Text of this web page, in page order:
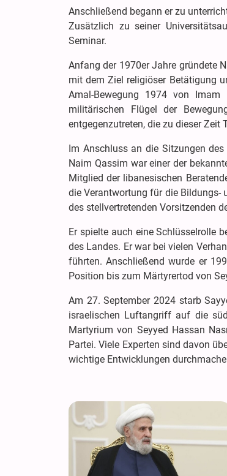
Anschließend begann er zu
Zusätzlich zu seiner
Seminar.
Anfang der 1970er Jahre gründete
mit dem Ziel religiöser Betätigung
Amal-Bewegung 1974 von
militärischen Flügel der
entgegenzutreten, die zu dieser Zeit
Im Anschluss an die Sitzungen
Naim Qassim war einer der
Mitglied der libanesischen
die Verantwortung für die Bildungs-
des stellvertretenden Vorsitzenden
Er spielte auch eine Schlüsselrolle
des Landes. Er war bei vielen
führten. Anschließend wurde er
Position bis zum Märtyrertod von
Am 27. September 2024 starb
israelischen Luftangriff auf die
Martyrium von Seyyed Hassan
Partei. Viele Experten sind davon
wichtige Entwicklungen